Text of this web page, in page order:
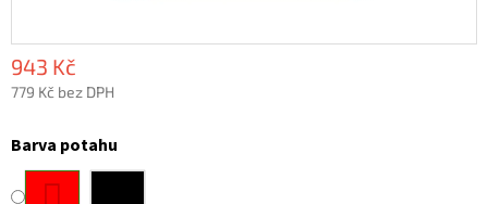
943 Kč
779 Kč bez DPH
cena:
Barva potahu